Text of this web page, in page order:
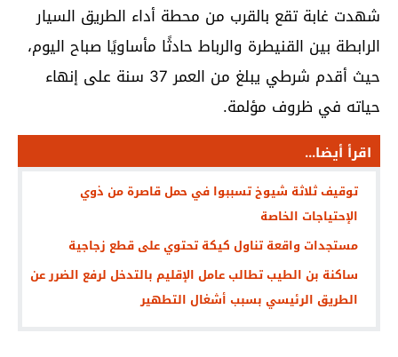
شهدت غابة تقع بالقرب من محطة أداء الطريق السيار
الرابطة بين القنيطرة والرباط حادثًا مأساويًا صباح اليوم،
حيث أقدم شرطي يبلغ من العمر 37 سنة على إنهاء
حياته في ظروف مؤلمة.
اقرأ أيضا...
توقيف ثلاثة شيوخ تسببوا في حمل قاصرة من ذوي
الإحتياجات الخاصة
مستجدات واقعة تناول كيكة تحتوي على قطع زجاجية
ساكنة بن الطيب تطالب عامل الإقليم بالتدخل لرفع الضرر عن
الطريق الرئيسي بسبب أشغال التطهير